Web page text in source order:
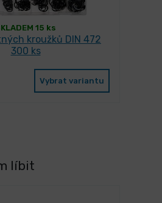
15 ks
kroužků DIN 472
300 ks
Vybrat variantu
líbit